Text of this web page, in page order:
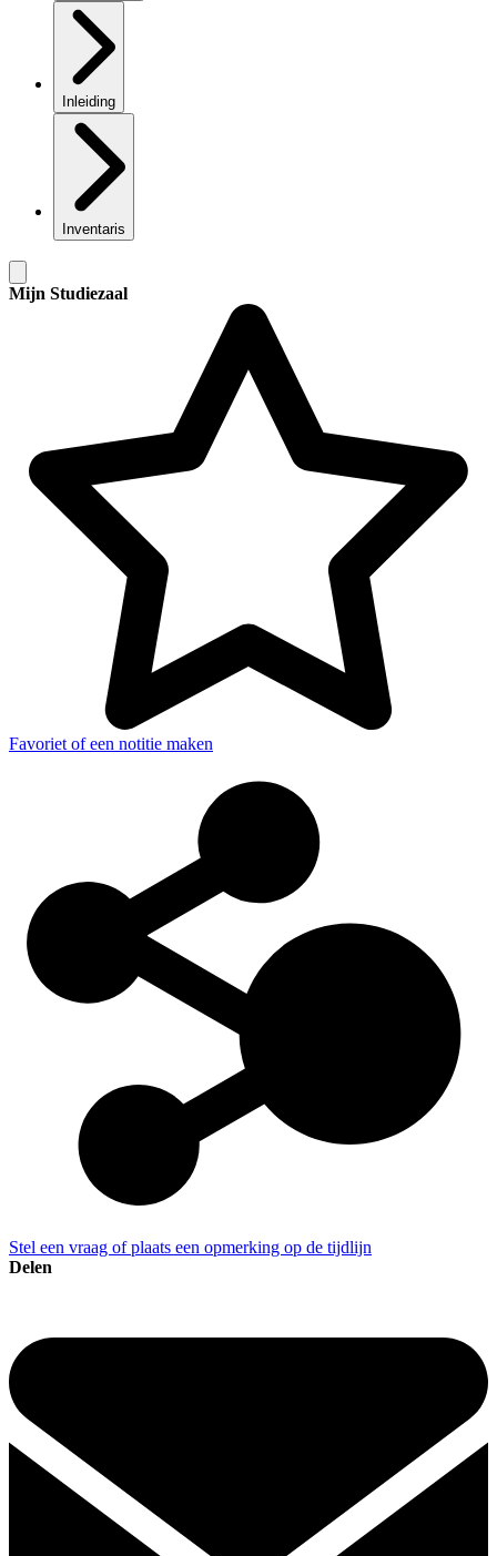
Inleiding
Inventaris
Mijn Studiezaal
Favoriet of een notitie maken
Stel een vraag of plaats een opmerking op de tijdlijn
Delen